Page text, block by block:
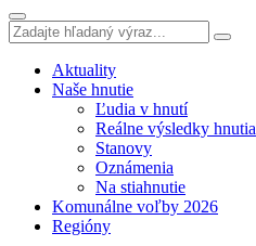
Aktuality
Naše hnutie
Ľudia v hnutí
Reálne výsledky hnutia
Stanovy
Oznámenia
Na stiahnutie
Komunálne voľby 2026
Regióny